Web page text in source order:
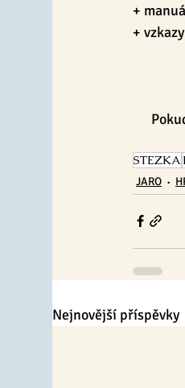
+
+
STEZKA
JARO
Nejnovější příspěvky